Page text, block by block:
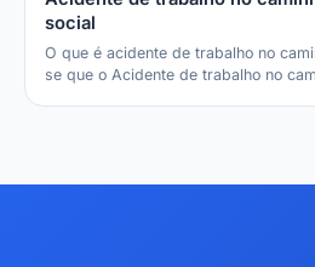
social
O que é acidente de trabalho no
se que o Acidente de trabalho no